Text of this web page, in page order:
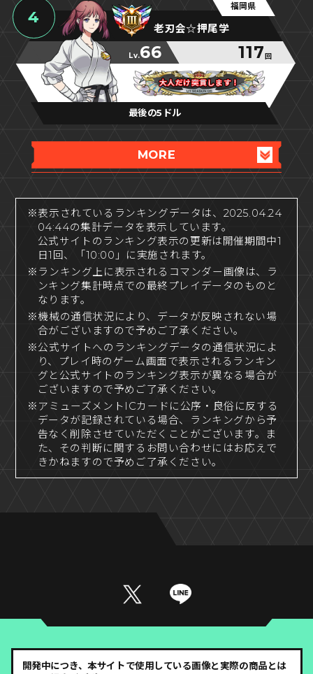
4
福岡県
老刃会☆押尾学
Lv.66 117 回
大人だけ突貫します！
大人だけ突貫します！
大人だけ突貫します！
最後の5ドル
MORE
※表示されているランキングデータは、2025.04.24
04:44の集計データを表示しています。
公式サイトのランキング表示の更新は開催期間中1
日1回、「10:00」に実施されます。
※ランキング上に表示されるコマンダー画像は、ラ
ンキング集計時点での最終プレイデータのものと
なります。
※機械の通信状況により、データが反映されない場
合がございますので予めご了承ください。
※公式サイトへのランキングデータの通信状況によ
り、プレイ時のゲーム画面で表示されるランキン
グと公式サイトのランキング表示が異なる場合が
ございますので予めご了承ください。
※アミューズメントICカードに公序・良俗に反する
データが記録されている場合、ランキングから予
告なく削除させていただくことがございます。ま
た、その判断に関するお問い合わせにはお応えで
きかねますので予めご了承ください。
開発中につき、本サイトで使用している画像と実際の商品とは